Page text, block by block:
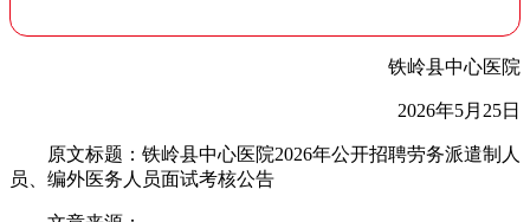
铁岭县中心医院
2026年5月25日
原文标题：铁岭县中心医院2026年公开招聘劳务派遣制人
员、编外医务人员面试考核公告